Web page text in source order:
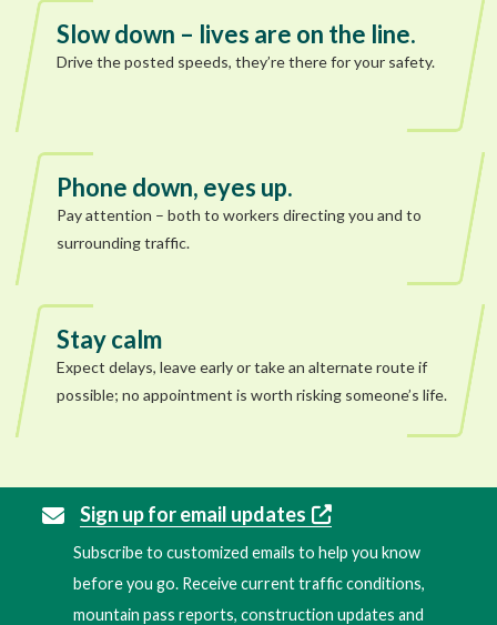
Slow down – lives are on the line.
Drive the posted speeds, they’re there for your safety.
Phone down, eyes up.
Pay attention – both to workers directing you and to
surrounding traffic.
Stay calm
Expect delays, leave early or take an alternate route if
possible; no appointment is worth risking someone’s life.
Sign up for email updates
Subscribe to customized emails to help you know
before you go. Receive current traffic conditions,
mountain pass reports, construction updates and